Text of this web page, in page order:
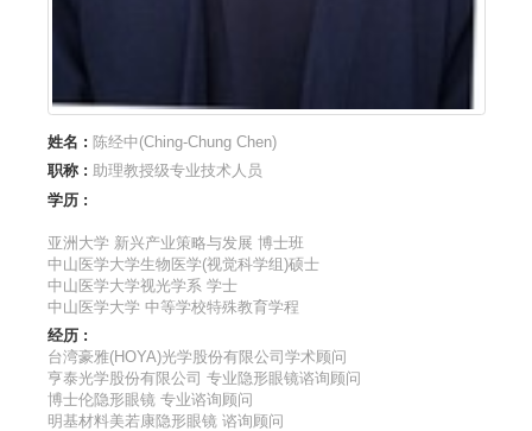
姓名 : 陈经中(Ching-Chung Chen)
职称 : 助理教授级专业技术人员
学历 :
亚洲大学 新兴产业策略与发展 博士班
中山医学大学生物医学(视觉科学组)硕士
中山医学大学视光学系 学士
中山医学大学 中等学校特殊教育学程
经历 :
台湾豪雅(HOYA)光学股份有限公司学术顾问
亨泰光学股份有限公司 专业隐形眼镜谘询顾问
博士伦隐形眼镜 专业谘询顾问
明基材料美若康隐形眼镜 谘询顾问